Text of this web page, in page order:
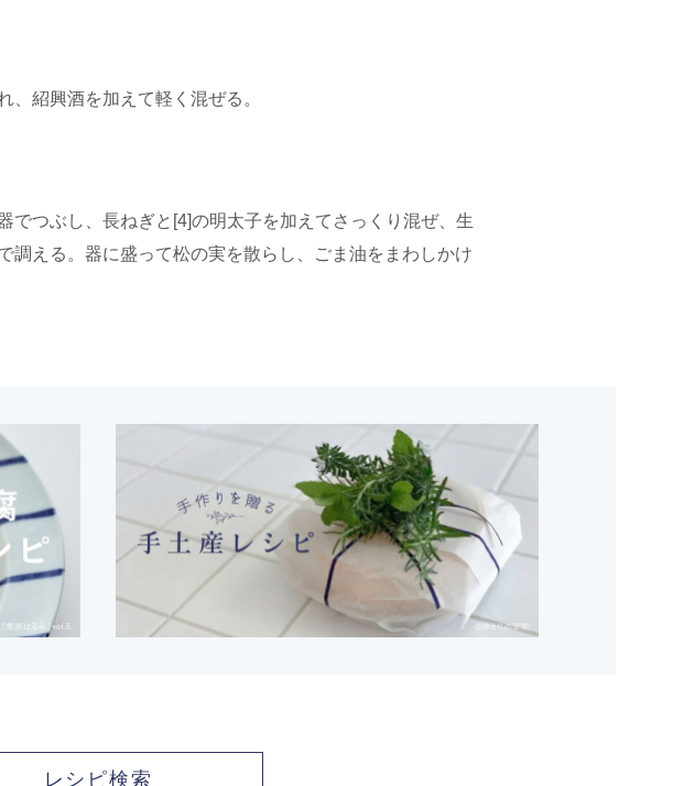
、紹興酒を加えて軽く混ぜる。
でつぶし、長ねぎと[4]の明太子を加えてさっくり混ぜ、生
調える。器に盛って松の実を散らし、ごま油をまわしかけ
レシピ検索